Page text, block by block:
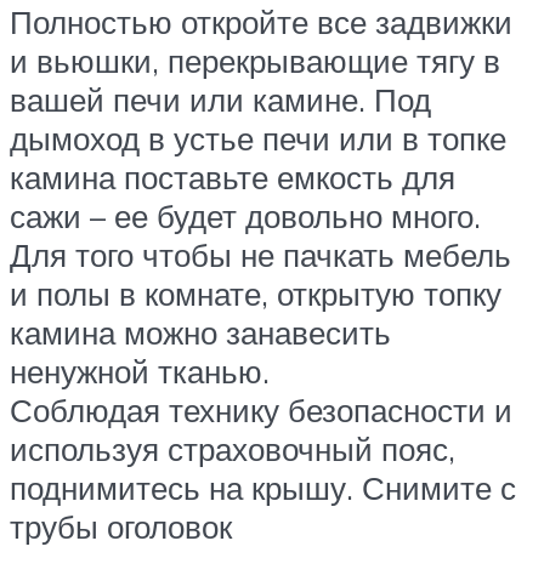
Полностью откройте все задвижки
и вьюшки, перекрывающие тягу в
вашей печи или камине. Под
дымоход в устье печи или в топке
камина поставьте емкость для
сажи – ее будет довольно много.
Для того чтобы не пачкать мебель
и полы в комнате, открытую топку
камина можно занавесить
ненужной тканью.
Соблюдая технику безопасности и
используя страховочный пояс,
поднимитесь на крышу. Снимите с
трубы оголовок